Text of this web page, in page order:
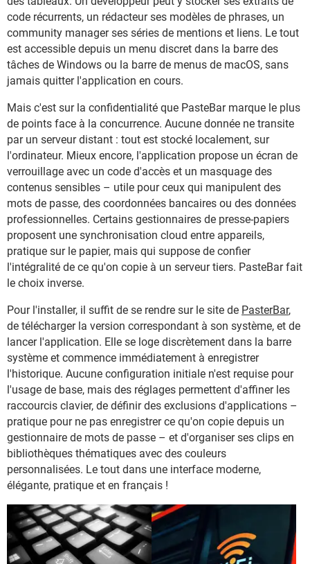
code récurrents, un rédacteur ses modèles de phrases, un
community manager ses séries de mentions et liens. Le tout
est accessible depuis un menu discret dans la barre des
tâches de Windows ou la barre de menus de macOS, sans
jamais quitter l'application en cours.
Mais c'est sur la confidentialité que PasteBar marque le plus
de points face à la concurrence. Aucune donnée ne transite
par un serveur distant : tout est stocké localement, sur
l'ordinateur. Mieux encore, l'application propose un écran de
verrouillage avec un code d'accès et un masquage des
contenus sensibles – utile pour ceux qui manipulent des
mots de passe, des coordonnées bancaires ou des données
professionnelles. Certains gestionnaires de presse-papiers
proposent une synchronisation cloud entre appareils,
pratique sur le papier, mais qui suppose de confier
l'intégralité de ce qu'on copie à un serveur tiers. PasteBar fait
le choix inverse.
Pour l'installer, il suffit de se rendre sur le site de PasterBar,
de télécharger la version correspondant à son système, et de
lancer l'application. Elle se loge discrètement dans la barre
système et commence immédiatement à enregistrer
l'historique. Aucune configuration initiale n'est requise pour
l'usage de base, mais des réglages permettent d'affiner les
raccourcis clavier, de définir des exclusions d'applications –
pratique pour ne pas enregistrer ce qu'on copie depuis un
gestionnaire de mots de passe – et d'organiser ses clips en
bibliothèques thématiques avec des couleurs
personnalisées. Le tout dans une interface moderne,
élégante, pratique et en français !